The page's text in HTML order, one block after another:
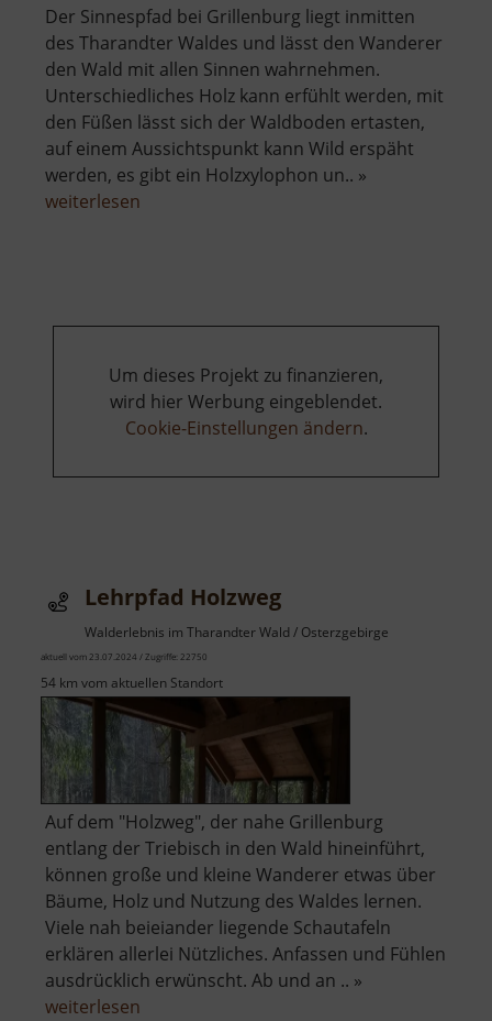
Der Sinnespfad bei Grillenburg liegt inmitten
des Tharandter Waldes und lässt den Wanderer
den Wald mit allen Sinnen wahrnehmen.
Unterschiedliches Holz kann erfühlt werden, mit
den Füßen lässt sich der Waldboden ertasten,
auf einem Aussichtspunkt kann Wild erspäht
werden, es gibt ein Holzxylophon un.. »
weiterlesen
Um dieses Projekt zu finanzieren,
wird hier Werbung eingeblendet.
Cookie-Einstellungen ändern.
Lehrpfad Holzweg
Walderlebnis im Tharandter Wald / Osterzgebirge
aktuell vom 23.07.2024 / Zugriffe: 22750
54 km vom aktuellen Standort
Auf dem "Holzweg", der nahe Grillenburg
entlang der Triebisch in den Wald hineinführt,
können große und kleine Wanderer etwas über
Bäume, Holz und Nutzung des Waldes lernen.
Viele nah beieiander liegende Schautafeln
erklären allerlei Nützliches. Anfassen und Fühlen
ausdrücklich erwünscht. Ab und an .. »
weiterlesen